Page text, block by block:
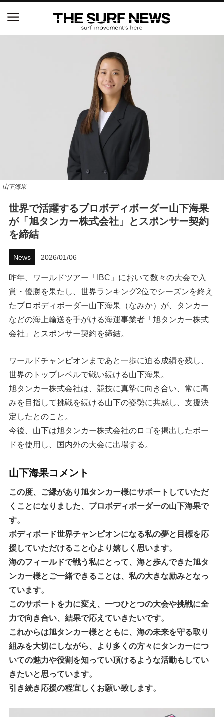
山下海果
世界で活躍するプロボディボーダー山下海果
が「旭タンカー株式会社」とスポンサー契約
を締結
News 2026/01/06
昨年、ワールドツアー「IBC」において数々の大会で入
賞・優勝を果たし、世界ランキング2位でシーズンを終え
たプロボディボーダー山下海果（なみか）が、タンカー
などの海上輸送を手がける海運事業者「旭タンカー株式
会社」とスポンサー契約を締結。
ワールドチャンピオンまであと一歩に迫る成績を残し、
世界のトップレベルで戦い続ける山下海果。
旭タンカー株式会社は、競技に真摯に向き合い、常に高
みを目指して挑戦を続ける山下の姿勢に共感し、支援決
定したとのこと。
今後、山下は旭タンカー株式会社のロゴを掲出したボー
ドを使用し、国内外の大会に出場する。
山下海果コメント
この度、ご縁があり旭タンカー様にサポートしていただ
くことになりました、プロボディボーダーの山下海果で
す。
ボディボード世界チャンピオンになる私の夢と目標を応
援していただけること心より嬉しく思います。
海のフィールドで戦う私にとって、海と歩んできた旭タ
ンカー様とご一緒できることは、私の大きな励みとなっ
ています。
このサポートを力に変え、一つひとつの大会や挑戦に全
力で向き合い、結果で応えていきたいです。
これからは旭タンカー様とともに、海の未来を守る取り
組みを大切にしながら、より多くの方々にタンカーにつ
いての魅力や役割を知ってい頂けるような活動もしてい
きたいと思っています。
引き続き応援の程宜しくお願い致します。
NSAと茅ヶ崎市が包括連携協定を締結 自治体との
【五十嵐カノア独占インタビュー】旧友レオ、ジャ
ックとの豪華プライベートセッション
S.ONE ショート＆ロング開幕戦・現地リポート（高
ニュース
製品情報
試合
ウェストジャパン
イベント・リリース